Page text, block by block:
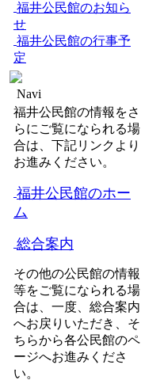
福井公民館のお知ら
せ
福井公民館の行事予
定
Navi
福井公民館の情報をさ
らにご覧になられる場
合は、下記リンクより
お進みください。
福井公民館のホー
ム
総合案内
その他の公民館の情報
等をご覧になられる場
合は、一度、総合案内
へお戻りいただき、そ
ちらから各公民館のペ
ージへお進みくださ
い。